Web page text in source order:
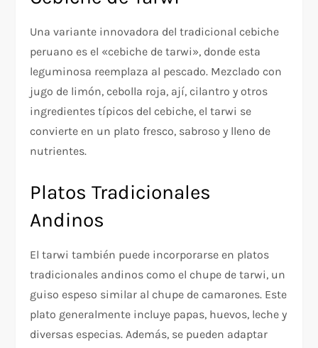
Una variante innovadora del tradicional cebiche
peruano es el «cebiche de tarwi», donde esta
leguminosa reemplaza al pescado. Mezclado con
jugo de limón, cebolla roja, ají, cilantro y otros
ingredientes típicos del cebiche, el tarwi se
convierte en un plato fresco, sabroso y lleno de
nutrientes.
Platos Tradicionales
Andinos
El tarwi también puede incorporarse en platos
tradicionales andinos como el chupe de tarwi, un
guiso espeso similar al chupe de camarones. Este
plato generalmente incluye papas, huevos, leche y
diversas especias. Además, se pueden adaptar